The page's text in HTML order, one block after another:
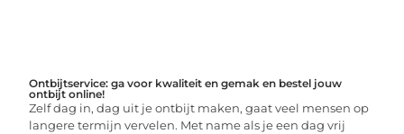
Ontbijtservice: ga voor kwaliteit en gemak en bestel jouw
ontbijt online!
Zelf dag in, dag uit je ontbijt maken, gaat veel mensen op
langere termijn vervelen. Met name als je een dag vrij